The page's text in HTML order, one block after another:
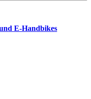
E-Handbikes